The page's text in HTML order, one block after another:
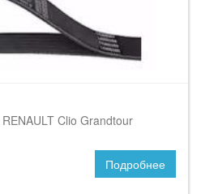
Clio Grandtour
Подробнее